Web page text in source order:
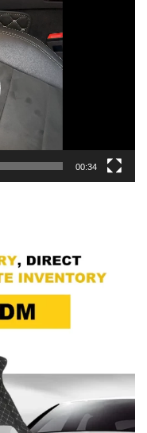
00:34